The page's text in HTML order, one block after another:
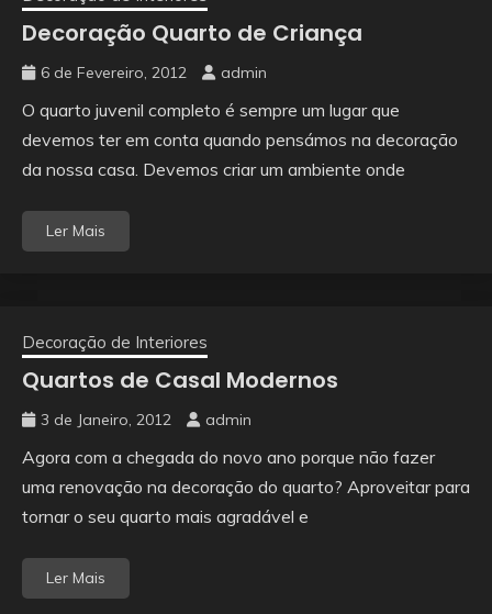
Decoração Quarto de Criança
6 de Fevereiro, 2012 admin
O quarto juvenil completo é sempre um lugar que
devemos ter em conta quando pensámos na decoração
da nossa casa. Devemos criar um ambiente onde
Ler Mais
Decoração de Interiores
Quartos de Casal Modernos
3 de Janeiro, 2012 admin
Agora com a chegada do novo ano porque não fazer
uma renovação na decoração do quarto? Aproveitar para
tornar o seu quarto mais agradável e
Ler Mais